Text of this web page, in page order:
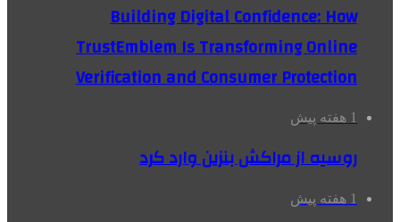
Building Digital Confidence: How
TrustEmblem Is Transforming Online
Verification and Consumer Protection
1 هفته پیش
روسیه از مراکش بنزین وارد کرد
1 هفته پیش